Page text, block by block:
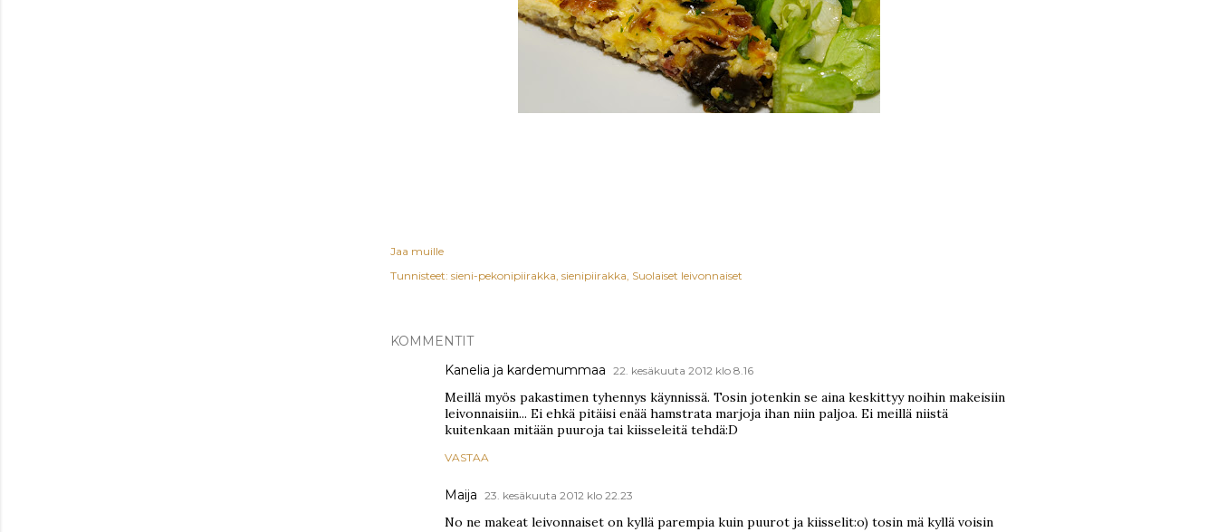
Jaa muille
Tunnisteet: sieni-pekonipiirakka sienipiirakka Suolaiset leivonnaiset
KOMMENTIT
Kanelia ja kardemummaa 22. kesäkuuta 2012 klo 8.16
Meillä myös pakastimen tyhennys käynnissä. Tosin jotenkin se aina keskittyy noihin makeisiin
leivonnaisiin... Ei ehkä pitäisi enää hamstrata marjoja ihan niin paljoa. Ei meillä niistä
kuitenkaan mitään puuroja tai kiisseleitä tehdä:D
VASTAA
Maija 23. kesäkuuta 2012 klo 22.23
No ne makeat leivonnaiset on kyllä parempia kuin puurot ja kiisselit:o) tosin mä kyllä voisin